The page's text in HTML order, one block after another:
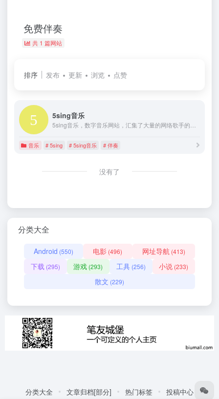
免费伴奏
共 1 篇网站
排序 发布 更新 浏览 点赞
5sing音乐
音乐 # 5sing # 5sing音乐 # 伴奏
没有了
分类大全
Android (550) 电影 (496) 网址导航 (413)
下载 (295) 游戏 (293) 工具(256) 小说 (233)
散文 (229)
分类大全 文章归档[部分] 热门标签 投稿中心